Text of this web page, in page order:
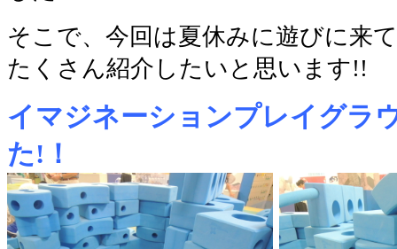
そこで、今回は夏休みに遊びに来
たくさん紹介したいと思います!!
イマジネーションプレイグラ
た!！